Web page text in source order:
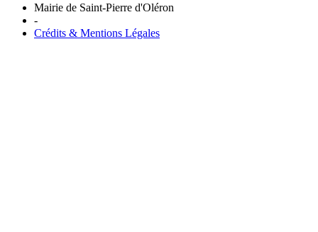
Mairie de Saint-Pierre d'Oléron
-
Crédits & Mentions Légales